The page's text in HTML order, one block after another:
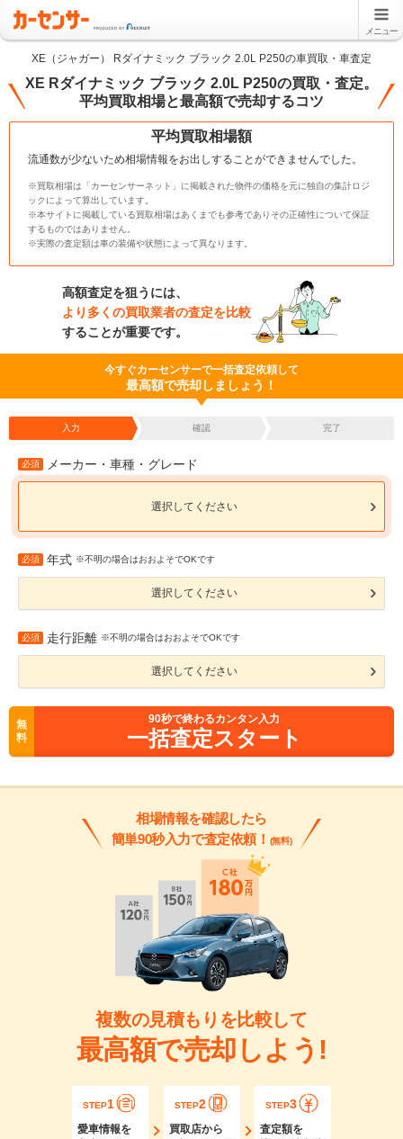
メニュー
XE（ジャガー） Rダイナミック ブラック 2.0L P250の車買取・車査定
XE Rダイナミック ブラック 2.0L P250の買取・査定。
平均買取相場と最高額で売却するコツ
平均買取相場額
流通数が少ないため相場情報をお出しすることができませんでした。
※買取相場は「カーセンサーネット」に掲載された物件の価格を元に独自の集計ロジ
ックによって算出しています。
※本サイトに掲載している買取相場はあくまでも参考でありその正確性について保証
するものではありません。
※実際の査定額は車の装備や状態によって異なります。
高額査定を狙うには、
より多くの買取業者の査定を比較
することが重要です。
今すぐカーセンサーで一括査定依頼して
最高額で売却しましょう！
入力 確認 完了
必須 メーカー・車種・グレード
選択してください
必須 年式 ※不明の場合はおおよそでOKです
選択してください
必須 走行距離 ※不明の場合はおおよそでOKです
選択してください
無
料
90秒で終わるカンタン入力
一括査定スタート
相場情報を確認したら
簡単90秒入力で査定依頼！ (無料)
複数の見積もりを比較して
最高額で売却しよう!
STEP1
愛車情報を
STEP2
買取店から
STEP3
査定額を